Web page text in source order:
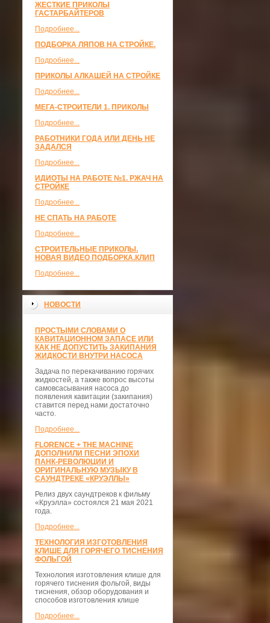
ЖЕСТКИЕ ПРИКОЛЫ
ГАСТАРБАЙТЕРОВ
Подробнее...
ПОДБОРКА ЛЯПОВ НА СТРОЙКЕ.
Подробнее...
ПРИКОЛЫ АЛКАШЕЙ НА СТРОЙКЕ
Подробнее...
МЕГА-СТРОИТЕЛИ 1. ПРИКОЛЫ
Подробнее...
РАБОТНИКИ ГОДА ИЛИ ДЕНЬ НЕ
ЗАДАЛСЯ
Подробнее...
ИДИОТЫ НА РАБОТЕ №1. РЖАЧ НА
СТРОЙКЕ
Подробнее...
НЕ СПАТЬ НА РАБОТЕ
Подробнее...
СТРОИТЕЛЬНЫЕ ПРИКОЛЫ.
НОВАЯ ВИДЕО ПОДБОРКА.КЛИП
Подробнее...
НОВОСТИ
ПРОСТЫМИ СЛОВАМИ О
КАВИТАЦИОННОМ ЗАПАСЕ ИЛИ
КАК НЕ ДОПУСТИТЬ ЗАКИПАНИЯ
ЖИДКОСТИ ВНУТРИ НАСОСА
Задача по перекачиванию горячих
жидкостей, а также вопрос высоты
самовсасывания насоса до
появления кавитации (закипания)
ставится перед нами достаточно
часто.
Подробнее...
FLORENCE + THE MACHINE
ДОПОЛНИЛИ ПЕСНИ ЭПОХИ
ПАНК-РЕВОЛЮЦИИ И
ОРИГИНАЛЬНУЮ МУЗЫКУ В
САУНДТРЕКЕ «КРУЭЛЛЫ»
Релиз двух саундтреков к фильму
«Круэлла» состоялся 21 мая 2021
года.
Подробнее...
ТЕХНОЛОГИЯ ИЗГОТОВЛЕНИЯ
КЛИШЕ ДЛЯ ГОРЯЧЕГО ТИСНЕНИЯ
ФОЛЬГОЙ
Технология изготовления клише для
горячего тиснения фольгой, виды
тиснения, обзор оборудования и
способов изготовления клише
Подробнее...